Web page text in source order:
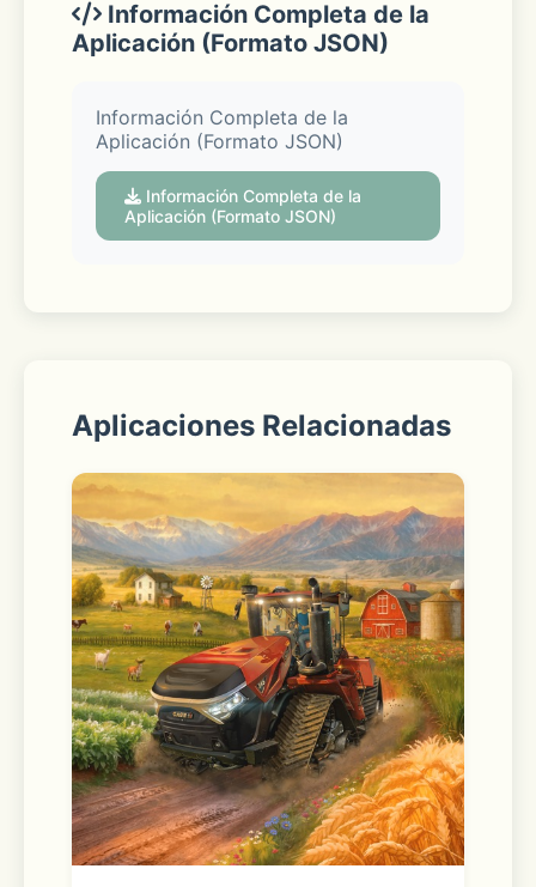
《暖暖环游世界》是由猎豹移动全平台独
家代理的首款经典换装养成手游。曾获得
日本区付费全榜第一，香港区、澳门区付
费全榜第一，台湾区付费游戏第一！国内
付费、免费双榜第一的辉煌成绩！
【最正统的换装手游  经典玩法全新体
验】
《暖暖环游世界》，是第一款专为女性玩
家打造的换装养成手游。可爱的暖暖，爱
吐槽的大喵，经典的换装玩法，清新淡雅
的画风，在短短的一年时间里，为暖暖赢
得了2000万用户的喜爱！
Información Completa de la
Aplicación (Formato JSON)
Información Completa de la
Aplicación (Formato JSON)
Información Completa de la
Aplicación (Formato JSON)
Aplicaciones Relacionadas